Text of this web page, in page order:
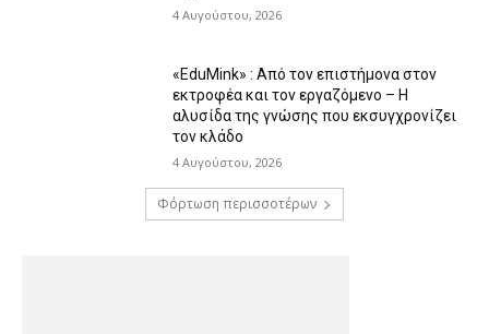
4 Αυγούστου, 2026
«EduMink» : Από τον επιστήμονα στον
εκτροφέα και τον εργαζόμενο – Η
αλυσίδα της γνώσης που εκσυγχρονίζει
τον κλάδο
4 Αυγούστου, 2026
Φόρτωση περισσοτέρων